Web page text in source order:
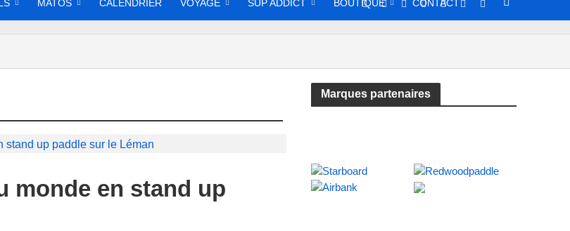
MATOS CALENDRIER VOYAGE SUP ADDICT BOUTIQUE CONTACT
monde en stand up
Marques partenaires